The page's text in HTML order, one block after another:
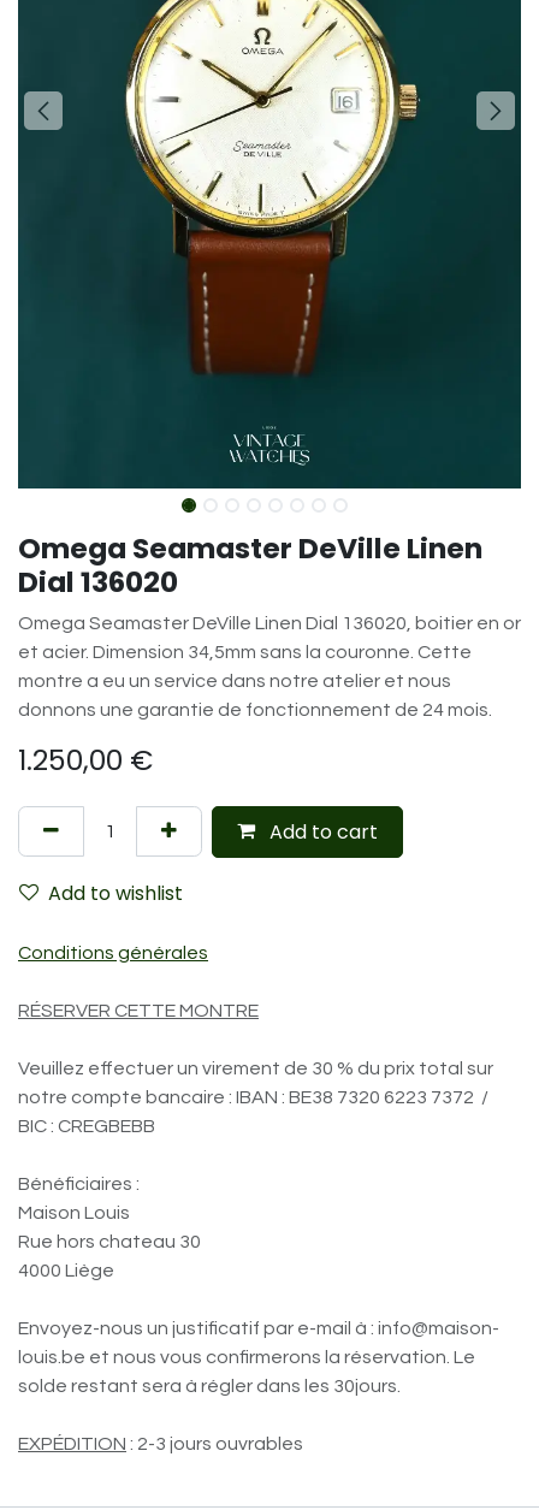
Omega Seamaster DeVille Linen
Dial 136020
Omega Seamaster DeVille Linen Dial 136020, boitier en or
et acier. Dimension 34,5mm sans la couronne. Cette
montre a eu un service dans notre atelier et nous
donnons une garantie de fonctionnement de 24 mois.
1.250,00 €
Add to cart
Add to wishlist
Conditions générales
RÉSERVER CETTE MONTRE
Veuillez effectuer un virement de 30 % du prix total sur
notre compte bancaire : IBAN : BE38 7320 6223 7372 /
BIC : CREGBEBB
Bénéficiaires :
Maison Louis
Rue hors chateau 30
4000 Liège
Envoyez-nous un justificatif par e-mail à : info@maison-
louis.be et nous vous confirmerons la réservation. Le
solde restant sera à régler dans les 30jours.
EXPÉDITION : 2-3 jours ouvrables